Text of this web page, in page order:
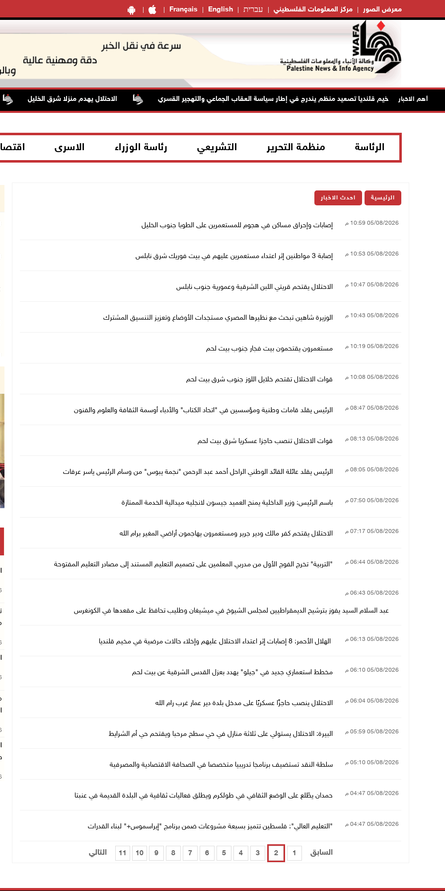
Français English עברית مركز المعلومات الفلسطيني معرض الصور
أهم الاخبار
العدوان على مخيم قلنديا تصعيد منظم يندرج في إطار سياسة العقاب الجماعي والتهجير القسري الاحتلال يهدم منزلا شرق الخليل
الرئاسة منظمة التحرير التشريعي رئاسة الوزراء الاسرى
الرئيسية احدث الاخبار
05/08/2026 10:59 م إصابات وإحراق مساكن في هجوم للمستعمرين على الطوبا جنوب الخليل
05/08/2026 10:53 م إصابة 3 مواطنين إثر اعتداء مستعمرين عليهم في بيت فوريك شرق نابلس
05/08/2026 10:47 م الاحتلال يقتحم قريتي اللبن الشرقية وعمورية جنوب نابلس
05/08/2026 10:43 م الوزيرة شاهين تبحث مع نظيرها المصري مستجدات الأوضاع وتعزيز التنسيق المشترك
05/08/2026 10:19 م مستعمرون يقتحمون بيت فجار جنوب بيت لحم
05/08/2026 10:08 م قوات الاحتلال تقتحم خلايل اللوز جنوب شرق بيت لحم
05/08/2026 08:47 م الرئيس يقلد قامات وطنية ومؤسسين في "اتحاد الكتاب" والأدباء أوسمة الثقافة والعلوم والفنون
05/08/2026 08:13 م قوات الاحتلال تنصب حاجزا عسكريا شرق بيت لحم
05/08/2026 08:05 م الرئيس يقلد عائلة القائد الوطني الراحل أحمد عبد الرحمن "نجمة يبوس" من وسام الرئيس ياسر عرفات
05/08/2026 07:50 م باسم الرئيس: وزير الداخلية يمنح العميد جيسون لانجليه ميدالية الخدمة الممتازة
05/08/2026 07:17 م الاحتلال يقتحم كفر مالك ودير جرير ومستعمرون يهاجمون أراضي المغير برام الله
05/08/2026 06:44 م "التربية" تخرج الفوج الأول من مدربي المعلمين على تصميم التعليم المستند إلى مصادر التعليم المفتوحة
05/08/2026 06:43 م
عبد السلام السيد يفوز بترشيح الديمقراطيين لمجلس الشيوخ في ميشيغان وطليب تحافظ على مقعدها في الكونغرس
05/08/2026 06:13 م الهلال الأحمر: 8 إصابات إثر اعتداء الاحتلال عليهم وإخلاء حالات مرضية في مخيم قلنديا
05/08/2026 06:10 م مخطط استعماري جديد في "جيلو" يهدد بعزل القدس الشرقية عن بيت لحم
05/08/2026 06:04 م الاحتلال ينصب حاجزًا عسكريًا على مدخل بلدة دير عمار غرب رام الله
05/08/2026 05:59 م البيرة: الاحتلال يستولي على ثلاثة منازل في حي سطح مرحبا ويقتحم حي أم الشرايط
05/08/2026 05:10 م سلطة النقد تستضيف برنامجا تدريبيا متخصصا في الصحافة الاقتصادية والمصرفية
05/08/2026 04:47 م حمدان يطّلع على الوضع الثقافي في طولكرم ويطلق فعاليات ثقافية في البلدة القديمة في عنبتا
05/08/2026 04:47 م "التعليم العالي": فلسطين تتميز بسبعة مشروعات ضمن برنامج "إيراسموس+" لبناء القدرات
السابق 1
2
3
4
5
6
7
8
9
10
11 التالي